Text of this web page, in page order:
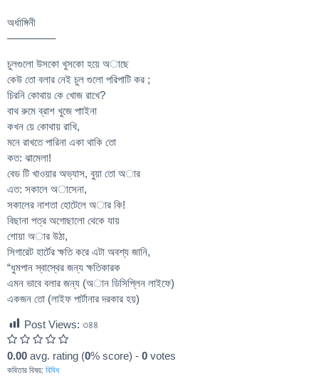
অর্ধাঙ্গিনী
————–
চুলগুলো উসকো খুসকো হয়ে অাছে
কেউ তো বলার নেই চুল গুলো পরিপাটি কর ;
চিরনি কোথায় কে খোজ রাখে?
বাথ রুমে ব্রাশ খুজে পাাইনা
কখন য়ে কোথায় রাখি,
মনে রাখতে পারিনা একা থাকি তো
কত: ঝামেলা!
বেড টি খাওয়ার অভ্যাস, বুয়া তো অার
এত: সকালে অাসেনা,
সকালের নাশতা হোটেলে অার কি!
বিছানা পত্র অগোছালো থেকে যায়
শোয়া অার উঠা,
সিগারেট হার্টের ক্ষতি করে এটা অবশ্য জানি,
“ধুমপান স্বাস্থের জন্য ক্ষতিকারক
এমন ভাবে বলার জন্য (অান ডিসিপ্লিন লাইফে)
একজন তো (লাইফ পার্টানার দরকার হয়)
Post Views: ৩৪৪
0.00 avg. rating (0% score) - 0 votes
কবিতার বিষয়: বিবিধ